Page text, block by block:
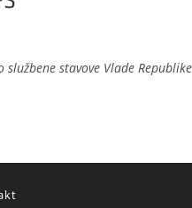
stavove Vlade